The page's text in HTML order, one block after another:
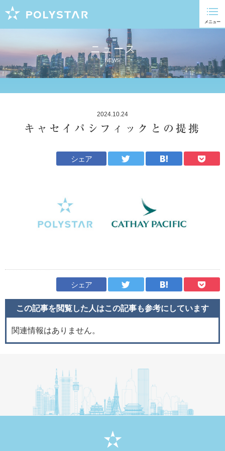
ニュース
NEWS
2024.10.24
キャセイパシフィックとの提携
シェア
シェア
この記事を閲覧した人はこの記事も参考にしています
関連情報はありません。